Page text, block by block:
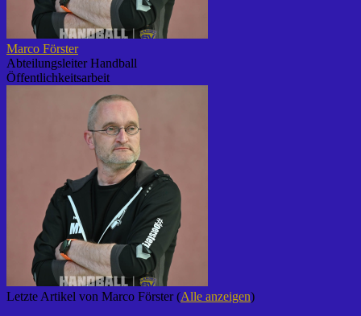
Marco Förster
Abteilungsleiter Handball
Öffentlichkeitsarbeit
Letzte Artikel von Marco Förster(Alle anzeigen)